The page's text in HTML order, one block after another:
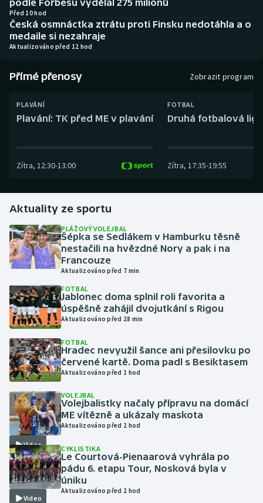
Biatlon
Boby a skeleton
Box
Curling
Golf
Gymnastika
Házená
Jezdectví
Judo
Krasobruslení
Lezení
Lyže a snowboard
Moderní pětiboj
Motorsport
Olympijské hry
Aplikace ČT sport
AZ kvíz
podle Forbesu vydělal 275 milionů
Před 10 hod
Česká osmnáctka ztrátu proti Finsku nedotáhla a o
medaile si nezahraje
Aktualizováno před 12 hod
Přímé přenosy Zobrazit program
PLAVÁNÍ
Plavání: TK před ME v plavání
Zítra, 12:30-13:00
FOTBAL
Druhá fotbalová
Zítra, 17:35-19:55
Aktuality ze sportu
PLÁŽOVÝ VOLEJBAL
Šépka se Sedlákem v Hamburku těsně
nestačili na hvězdné Nory a pak i na
Francouze
Aktualizováno před 7 min
FOTBAL
Jablonec doma splnil roli favorita a
úspěšně zahájil dvojutkání s Rigou
Aktualizováno před 28 min
FOTBAL
Hradec nevyužil šance ani přesilovku po
červené kartě. Doma padl s Besiktasem
Aktualizováno před 1 hod
Video
VOLEJBAL
Volejbalistky načaly přípravu na domácí
ME vítězně a ukázaly maskota
Aktualizováno před 2 hod
Video
CYKLISTIKA
Le Courtová-Pienaarová vyhrála po
pádu 6. etapu Tour, Nosková byla v
úniku
Aktualizováno před 2 hod